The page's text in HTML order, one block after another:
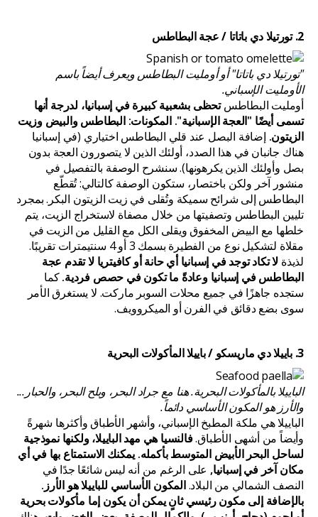
2. تورتيلا دي باتاتا / عجة البطاطس
"تورتيلا دي باتاتا" أو أومليت البطاطس ويعرف أيضاً باسم
الأومليت الإسباني.
أومليت البطاطستحظى بشعبية كبيرة في إسبانيا، لدرجة أنها
تسمى أيضًا "العجة الإسبانية". المكونات: البطاطس والبيض وزيت
الزيتون.إضافة البصل عند قلي البطاطس اختياري (في إسبانيا
هناك جانبان في هذا الصدد، أولئك الذين لا يتصورون العجة بدون
بصل وأولئك الذين يكرهونها). سنشرح الوصفة بالتفصيل في
منشور آخر ولكن باختصار، ستكون الوصفة كالتالي: تُقطّع
البطاطس إلى شرائح سميكة وتُقلى في زيت الزيتون البكر. بمجرد
تليين البطاطس وتصفيتها من خلال مصفاة لاستخراج الزيت، يتم
خلطها مع البيض المخفوق ويقلى الكل مع القليل من الزيت في
مقلاة لتشكيل نوع من الفطيرة بسمك 3 أو 4 سنتيمترات تقريبًا.
لذيذة لا تكاد توجد في إسبانيا أي حانة أو كافيتريا لا تقدم عجة
البطاطس في إسبانيا وعادةً ما تكون في حصص فردية.كما
ستجده جاهزًا في جميع محلات السوبر ماركت. لا يستغرق الأمر
سوى بضع دقائق في الفرن أو الميكروويف.
3. باييلا دي ماريسكو / باييلا المأكولات البحرية
الباييلا بالمأكولات البحرية. هنا مع جراد البحر، وبلح البحر، والحبار...
والأرز هو المكون الأساسي دائماً.
الباييلا هي ملكة المطبخ الإسباني، وأشهر الأطباق وأكثرها شهرةً
وأيضاً من أشهى الأطباق.فالنسيا هي مهد الباييلا، ولكنها نموذجية
لساحل البحر الأبيض المتوسط بأكمله. يمكنك الاستمتاع بها في أي
مكان آخر في إسبانيا, على الرغم من أنه ليس شائعًا جدًا في
النصف الشمالي من البلاد.المكون الأساسي للباييلا هو الأرز.
بالإضافة إلى مكون رئيسي ثانٍ يمكن أن يكون إما مأكولات بحرية